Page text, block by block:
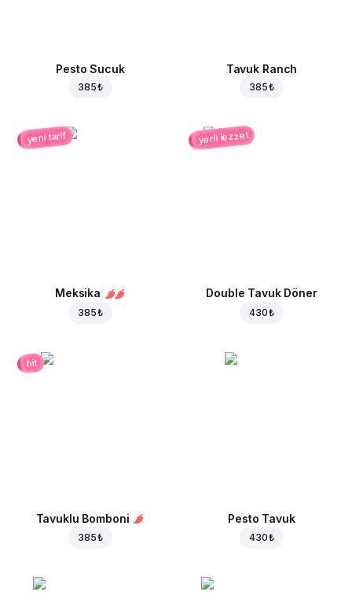
Pesto Sucuk
385 ₺
Tavuk Ranch
385 ₺
yeni tarif
Meksika
385 ₺
yerli lezzet
Double Tavuk Döner
430 ₺
hit
Tavuklu Bomboni
385 ₺
Pesto Tavuk
430 ₺